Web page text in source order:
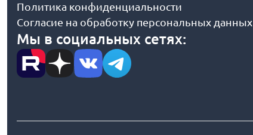
Политика конфиденциальности
Согласие на обработку персональных данных
Мы в социальных сетях: